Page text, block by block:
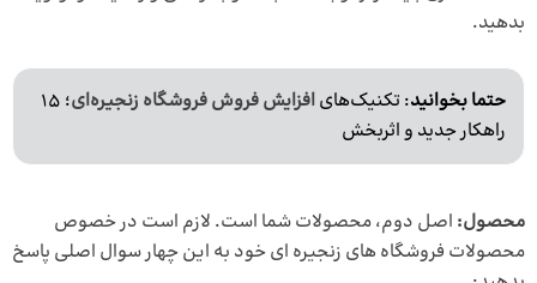
بدهید.
حتما بخوانید: تکنیک‌هایافزایش فروش فروشگاه زنجیره‌ای ؛ 15
راهکار جدید و اثربخش
محصول: اصل دوم، محصولات شما است. لازم است در خصوص
محصولات فروشگاه های زنجیره ای خود به این چهار سوال اصلی پاسخ